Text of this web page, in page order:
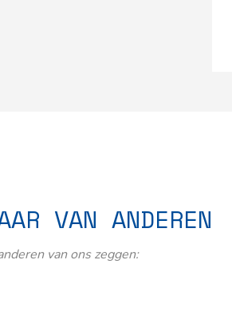
VAN ANDEREN
van ons zeggen: